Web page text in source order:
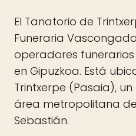
El Tanatorio de
Funeraria
operadores
en Gipuzkoa. Está
Trintxerpe (Pasaia),
área metropolitana
Sebastián.